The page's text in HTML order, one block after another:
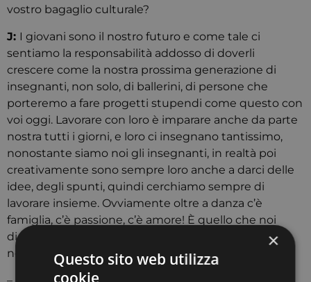
vostro bagaglio culturale?
J: I giovani sono il nostro futuro e come tale ci
sentiamo la responsabilità addosso di doverli
crescere come la nostra prossima generazione di
insegnanti, non solo, di ballerini, di persone che
porteremo a fare progetti stupendi come questo con
voi oggi. Lavorare con loro è imparare anche da parte
nostra tutti i giorni, e loro ci insegnano tantissimo,
nonostante siamo noi gli insegnanti, in realtà poi
creativamente sono sempre loro anche a darci delle
idee, degli spunti, quindi cerchiamo sempre di
lavorare insieme. Ovviamente oltre a danza c’è
famiglia, c’è passione, c’è amore! È quello che noi
diciamo di Dance For Fun, è la nostra famiglia, la
nostra family.
×
Questo sito web utilizza
cookie